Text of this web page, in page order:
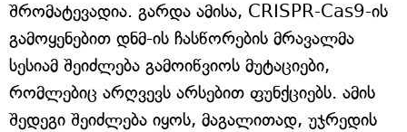
შრომატევადია. გარდა ამისა, CRISPR-Cas9-ის
გამოყენებით დნმ-ის ჩასწორების მრავალმა
სესიამ შეიძლება გამოიწვიოს მუტაციები,
რომლებიც არღვევს არსებით ფუნქციებს. ამის
შედეგი შეიძლება იყოს, მაგალითად, უჯრედის